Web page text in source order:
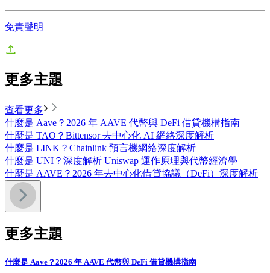
免責聲明
更多主題
查看更多
什麼是 Aave？2026 年 AAVE 代幣與 DeFi 借貸機構指南
什麼是 TAO？Bittensor 去中心化 AI 網絡深度解析
什麼是 LINK？Chainlink 預言機網絡深度解析
什麼是 UNI？深度解析 Uniswap 運作原理與代幣經濟學
什麼是 AAVE？2026 年去中心化借貸協議（DeFi）深度解析
更多主題
什麼是 Aave？2026 年 AAVE 代幣與 DeFi 借貸機構指南